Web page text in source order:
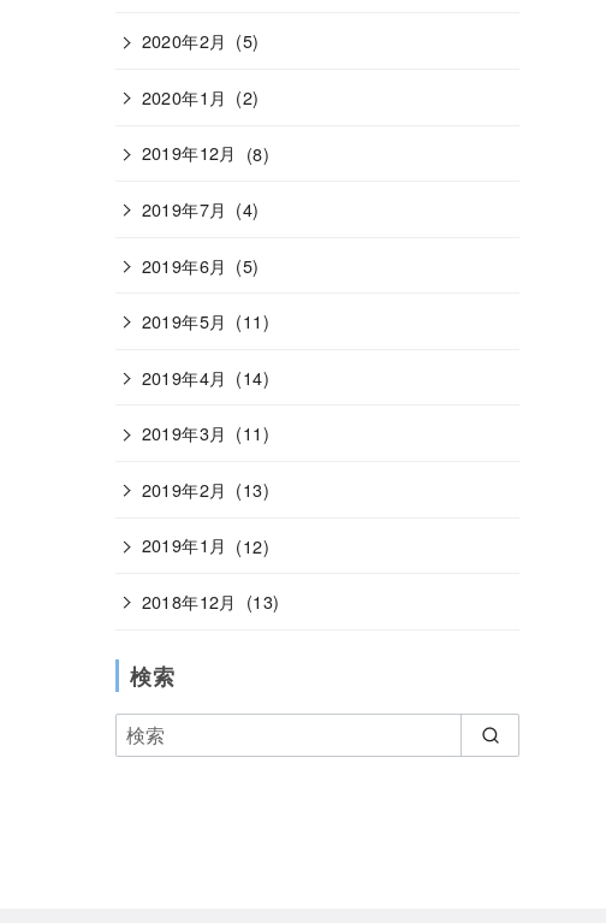
2020年2月 (5)
2020年1月 (2)
2019年12月 (8)
2019年7月 (4)
2019年6月 (5)
2019年5月 (11)
2019年4月 (14)
2019年3月 (11)
2019年2月 (13)
2019年1月 (12)
2018年12月 (13)
検索